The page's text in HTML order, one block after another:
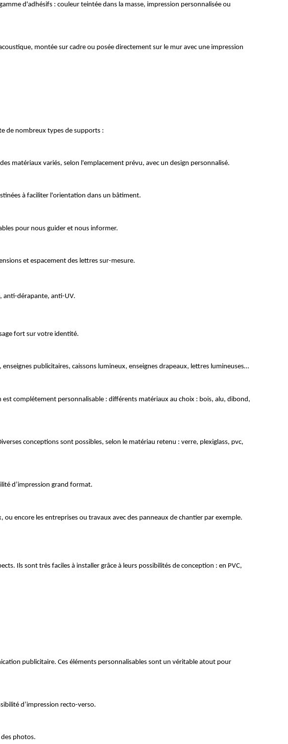
d'adhésifs : couleur teintée dans la masse, impression personnalisée ou
montée sur cadre ou posée directement sur le mur avec une impression
de nombreux types de supports :
matériaux variés, selon l'emplacement prévu, avec un design personnalisé.
à faciliter l'orientation dans un bâtiment.
pour nous guider et nous informer.
et espacement des lettres sur-mesure.
anti-dérapante, anti-UV.
fort sur votre identité.
publicitaires, caissons lumineux, enseignes drapeaux, lettres lumineuses…
complétement personnalisable : différents matériaux au choix : bois, alu, dibond,
conceptions sont possibles, selon le matériau retenu : verre, plexiglass, pvc,
d’impression grand format.
encore les entreprises ou travaux avec des panneaux de chantier par exemple.
Ils sont très faciles à installer grâce à leurs possibilités de conception : en PVC,
publicitaire. Ces éléments personnalisables sont un véritable atout pour
d’impression recto-verso.
photos.